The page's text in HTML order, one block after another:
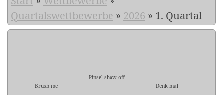
Quartalswettbewerbe » 2026 » 1. Quartal
Brush me
Pinsel show off
Denk mal